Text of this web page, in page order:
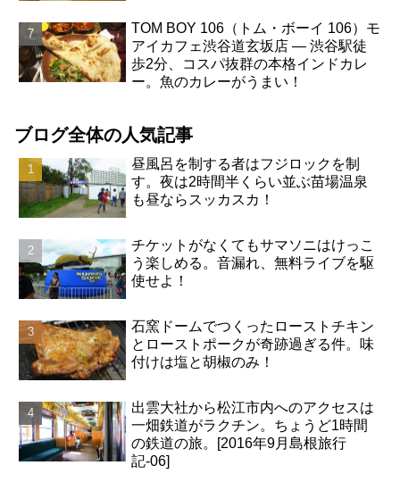
TOM BOY 106（トム・ボーイ 106）モ
アイカフェ渋谷道玄坂店 ― 渋谷駅徒
歩2分、コスパ抜群の本格インドカレ
ー。魚のカレーがうまい！
ブログ全体の人気記事
昼風呂を制する者はフジロックを制
す。夜は2時間半くらい並ぶ苗場温泉
も昼ならスッカスカ！
チケットがなくてもサマソニはけっこ
う楽しめる。音漏れ、無料ライブを駆
使せよ！
石窯ドームでつくったローストチキン
とローストポークが奇跡過ぎる件。味
付けは塩と胡椒のみ！
出雲大社から松江市内へのアクセスは
一畑鉄道がラクチン。ちょうど1時間
の鉄道の旅。[2016年9月島根旅行
記-06]